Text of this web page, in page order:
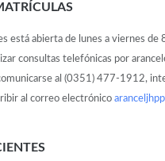
está abierta de lunes a viernes de
consultas telefónicas por
al (0351) 477-1912,
al correo electrónico